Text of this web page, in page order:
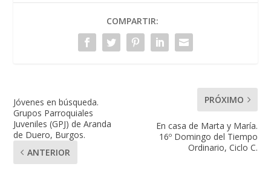
COMPARTIR:
Jóvenes en búsqueda.
Grupos Parroquiales
Juveniles (GPJ) de Aranda
de Duero, Burgos.
ANTERIOR
PRÓXIMO
En casa de Marta y María.
16º Domingo del Tiempo
Ordinario, Ciclo C.